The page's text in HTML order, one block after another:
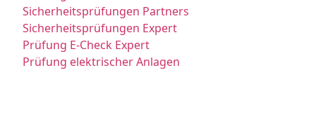
Sicherheitsprüfungen Partners
Sicherheitsprüfungen Expert
Prüfung E-Check Expert
Prüfung elektrischer Anlagen